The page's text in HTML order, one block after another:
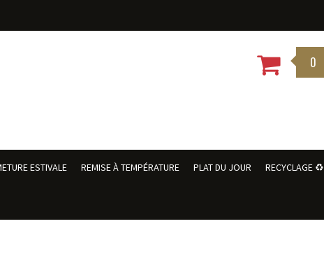
0
ESTIVALE REMISE À TEMPÉRATURE PLAT DU JOUR RECYCLAGE ♻️